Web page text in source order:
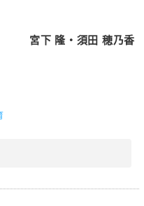
宮下 隆・須田 穂乃香